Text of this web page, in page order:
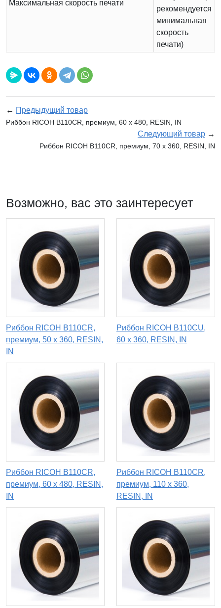
Максимальная скорость печати
рекомендуется
минимальная
скорость
печати)
← Предыдущий товар
Риббон RICOH B110CR, премиум, 60 х 480, RESIN, IN
Следующий товар →
Риббон RICOH B110CR, премиум, 70 х 360, RESIN, IN
Возможно, вас это заинтересует
Риббон RICOH B110CR,
премиум, 50 х 360, RESIN,
IN
Риббон RICOH B110CU,
60 х 360, RESIN, IN
Риббон RICOH B110CR,
премиум, 60 х 480, RESIN,
IN
Риббон RICOH B110CR,
премиум, 110 х 360,
RESIN, IN